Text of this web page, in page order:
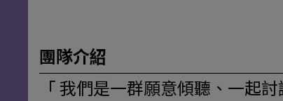
團隊介紹
「 我們是一群願意傾聽、一起